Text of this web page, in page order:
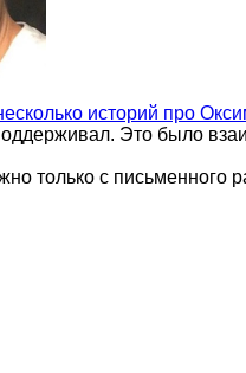
историй про
Это было
только с письменного